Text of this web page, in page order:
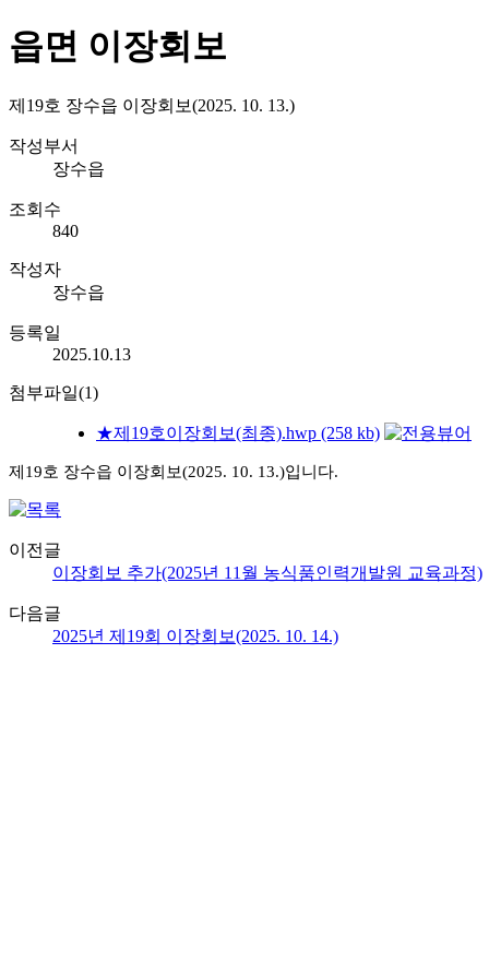
읍면 이장회보
제19호 장수읍 이장회보(2025. 10. 13.)
작성부서
장수읍
조회수
840
작성자
장수읍
등록일
2025.10.13
첨부파일(1)
★제19호이장회보(최종).hwp (258 kb)
제19호 장수읍 이장회보(2025. 10. 13.)입니다.
이전글
이장회보 추가(2025년 11월 농식품인력개발원 교육과정)
다음글
2025년 제19회 이장회보(2025. 10. 14.)